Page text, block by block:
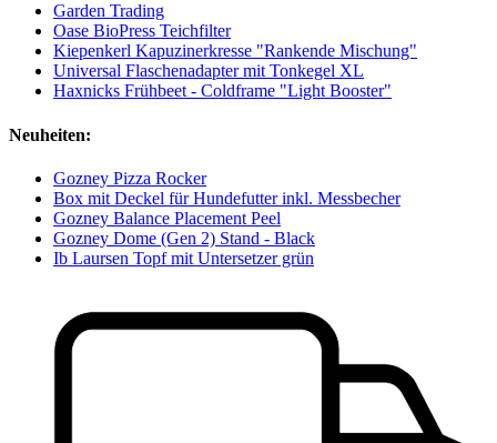
Garden Trading
Oase BioPress Teichfilter
Kiepenkerl Kapuzinerkresse "Rankende Mischung"
Universal Flaschenadapter mit Tonkegel XL
Haxnicks Frühbeet - Coldframe "Light Booster"
Neuheiten:
Gozney Pizza Rocker
Box mit Deckel für Hundefutter inkl. Messbecher
Gozney Balance Placement Peel
Gozney Dome (Gen 2) Stand - Black
Ib Laursen Topf mit Untersetzer grün